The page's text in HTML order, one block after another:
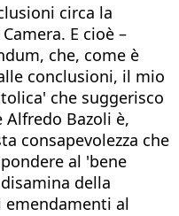
circa la
E cioè –
che, come è
conclusioni, il mio
che suggerisco
Bazoli è,
consapevolezza che
al 'bene
della
al